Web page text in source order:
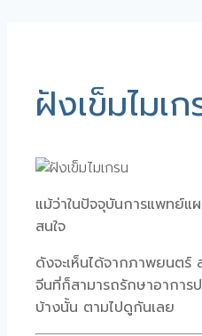
ฝังเข็มไมเ
แม้ว่าในปัจจุบันการแพทย์แ
สนใจ
ดังจะเห็นได้จากภาพยนตร์
จีนที่ก็สามารถรักษาอาการ
บ้างนั้น ตามไปดูกันเลย